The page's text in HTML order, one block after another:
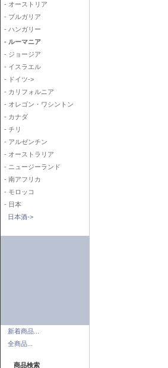
- オーストリア
- ブルガリア
- ハンガリー
- ルーマニア
- ジョージア
- イスラエル
- ドイツ->
- カリフォルニア
- オレゴン・ワシントン
- カナダ
- チリ
- アルゼンチン
- オーストラリア
- ニュージーランド
- 南アフリカ
- モロッコ
- 日本
日本酒->
新着商品...
全商品...
商品検索